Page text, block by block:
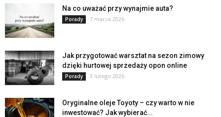
Na co uważać przy wynajmie auta?
Porady 7 marca 2026
Jak przygotować warsztat na sezon zimowy
dzięki hurtowej sprzedaży opon online
Porady 3 lutego 2026
Oryginalne oleje Toyoty – czy warto w nie
inwestować? Jak wybierać...